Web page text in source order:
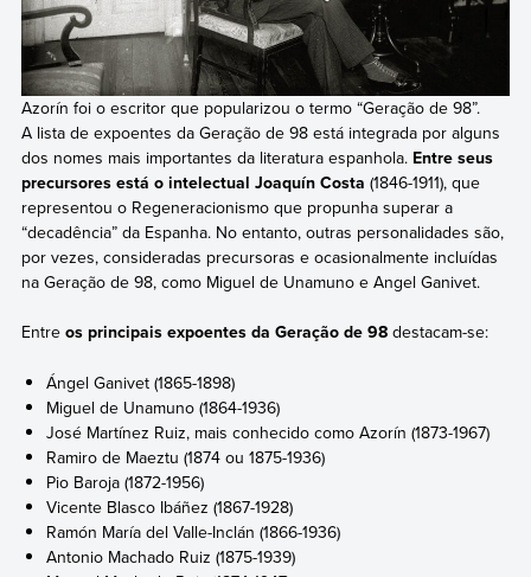
Azorín foi o escritor que popularizou o termo “Geração de 98”.
A lista de expoentes da Geração de 98 está integrada por alguns
dos nomes mais importantes da literatura espanhola. Entre seus
precursores está o intelectual Joaquín Costa (1846-1911), que
representou o Regeneracionismo que propunha superar a
“decadência” da Espanha. No entanto, outras personalidades são,
por vezes, consideradas precursoras e ocasionalmente incluídas
na Geração de 98, como Miguel de Unamuno e Angel Ganivet.
Entre os principais expoentes da Geração de 98destacam-se:
Ángel Ganivet (1865-1898)
Miguel de Unamuno (1864-1936)
José Martínez Ruiz, mais conhecido como Azorín (1873-1967)
Ramiro de Maeztu (1874 ou 1875-1936)
Pio Baroja (1872-1956)
Vicente Blasco Ibáñez (1867-1928)
Ramón María del Valle-Inclán (1866-1936)
Antonio Machado Ruiz (1875-1939)